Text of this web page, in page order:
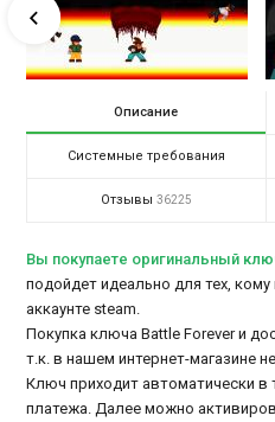
Описание
Системные требования
Отзывы 36225
Вы покупаете оригинальный
подойдет идеально для тех,
аккаунте steam.
Покупка ключа Battle Forever и
т.к. в нашем интернет-магазине
Ключ приходит автоматически в
платежа. Далее можно